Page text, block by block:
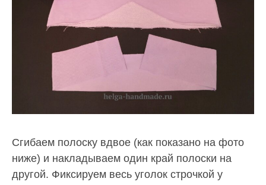
Сгибаем полоску вдвое (как показано на фото
ниже) и накладываем один край полоски на
другой. Фиксируем весь уголок строчкой у